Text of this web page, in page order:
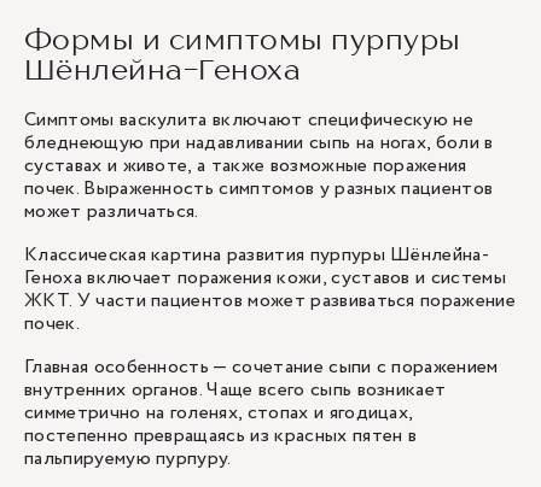
Формы и симптомы пурпуры
Шёнлейна-Геноха
Симптомы васкулита включают специфическую не
бледнеющую при надавливании сыпь на ногах, боли в
суставах и животе, а также возможные поражения
почек. Выраженность симптомов у разных пациентов
может различаться.
Классическая картина развития пурпуры Шёнлейна-
Геноха включает поражения кожи, суставов и системы
ЖКТ. У части пациентов может развиваться поражение
почек.
Главная особенность — сочетание сыпи с поражением
внутренних органов. Чаще всего сыпь возникает
симметрично на голенях, стопах и ягодицах,
постепенно превращаясь из красных пятен в
пальпируемую пурпуру.